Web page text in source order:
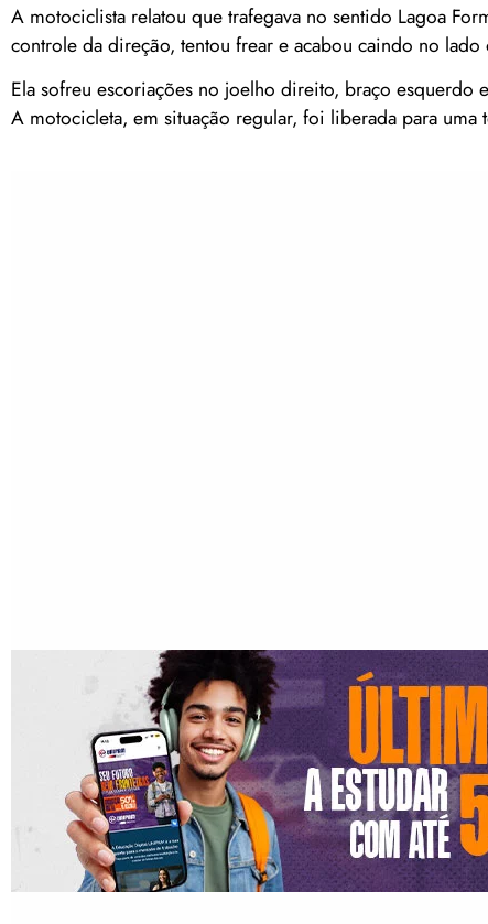
A motociclista relatou que trafegava no sentido Lagoa
controle da direção, tentou frear e acabou caindo no lado
Ela sofreu escoriações no joelho direito, braço esquerdo
A motocicleta, em situação regular, foi liberada para